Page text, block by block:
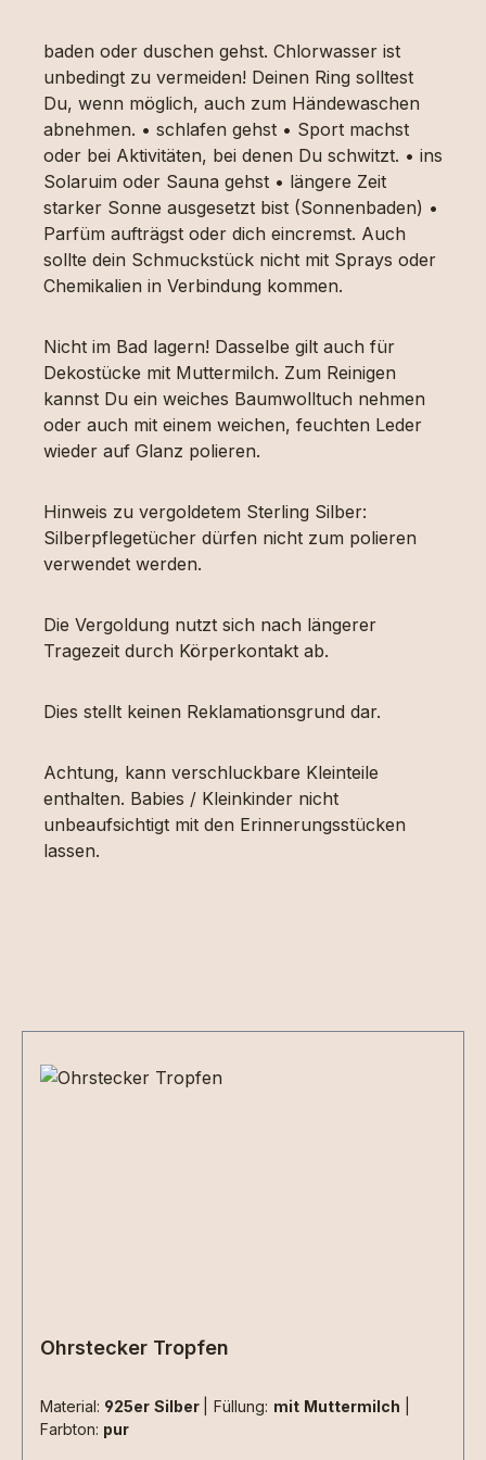
baden oder duschen gehst. Chlorwasser ist
unbedingt zu vermeiden! Deinen Ring solltest
Du, wenn möglich, auch zum Händewaschen
abnehmen. • schlafen gehst • Sport machst
oder bei Aktivitäten, bei denen Du schwitzt. • ins
Solaruim oder Sauna gehst • längere Zeit
starker Sonne ausgesetzt bist (Sonnenbaden) •
Parfüm aufträgst oder dich eincremst. Auch
sollte dein Schmuckstück nicht mit Sprays oder
Chemikalien in Verbindung kommen.
Nicht im Bad lagern! Dasselbe gilt auch für
Dekostücke mit Muttermilch. Zum Reinigen
kannst Du ein weiches Baumwolltuch nehmen
oder auch mit einem weichen, feuchten Leder
wieder auf Glanz polieren.
Hinweis zu vergoldetem Sterling Silber:
Silberpflegetücher dürfen nicht zum polieren
verwendet werden.
Die Vergoldung nutzt sich nach längerer
Tragezeit durch Körperkontakt ab.
Dies stellt keinen Reklamationsgrund dar.
Achtung, kann verschluckbare Kleinteile
enthalten. Babies / Kleinkinder nicht
unbeaufsichtigt mit den Erinnerungsstücken
lassen.
Ohrstecker Tropfen
Material: 925er Silber Füllung: mit Muttermilch
Farbton: pur